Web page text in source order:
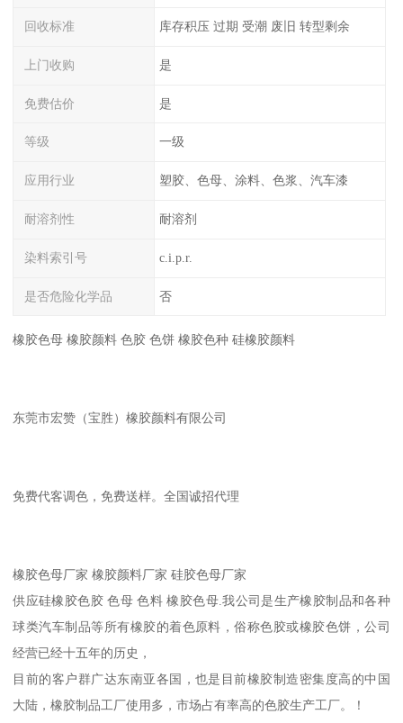
回收标准 库存积压 过期 受潮 废旧 转型剩余
上门收购 是
免费估价 是
等级 一级
应用行业 塑胶、色母、涂料、色浆、汽车漆
耐溶剂性 耐溶剂
染料索引号 c.i.p.r.
是否危险化学品 否
橡胶色母 橡胶颜料 色胶 色饼 橡胶色种 硅橡胶颜料
东莞市宏赞（宝胜）橡胶颜料有限公司
免费代客调色，免费送样。全国诚招代理
橡胶色母厂家 橡胶颜料厂家 硅胶色母厂家
供应硅橡胶色胶 色母 色料 橡胶色母.我公司是生产橡胶制品和各种
球类汽车制品等所有橡胶的着色原料，俗称色胶或橡胶色饼，公司
经营已经十五年的历史，
目前的客户群广达东南亚各国，也是目前橡胶制造密集度高的中国
大陆，橡胶制品工厂使用多，市场占有率高的色胶生产工厂。！